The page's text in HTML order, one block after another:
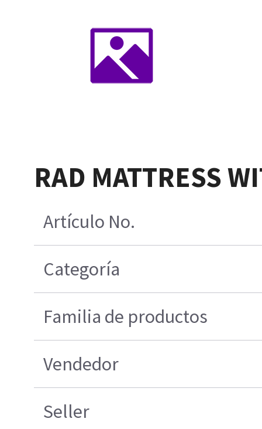
RAD MATTRESS
Artículo No.
Categoría
Familia de productos
Vendedor
Seller